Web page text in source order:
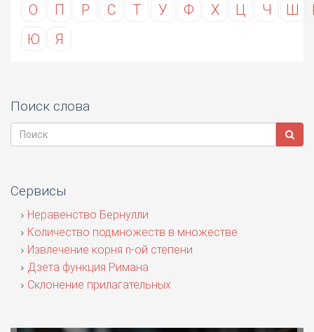
О
П Р С Т У Ф Х Ц Ч Ш
Ю
Я
Поиск слова
Сервисы
Неравенство Бернулли
Количество подмножеств в множестве
Извлечение корня n-ой степени
Дзета функция Римана
Склонение прилагательных